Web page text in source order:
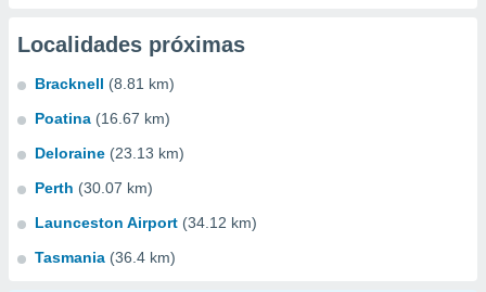
Localidades próximas
Bracknell (8.81 km)
Poatina (16.67 km)
Deloraine (23.13 km)
Perth (30.07 km)
Launceston Airport (34.12 km)
Tasmania (36.4 km)